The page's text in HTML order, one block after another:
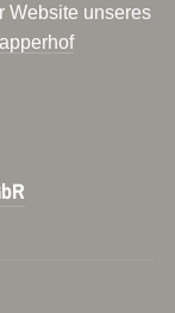
Website unseres